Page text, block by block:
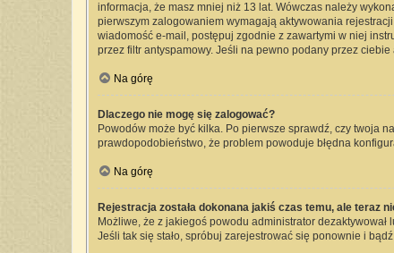
informacja, że masz mniej niż 13 lat. Wówczas należy
pierwszym zalogowaniem wymagają aktywowania
wiadomość e-mail, postępuj zgodnie z zawartymi w niej
przez filtr antyspamowy. Jeśli na pewno podany przez
Na górę
Dlaczego nie mogę się zalogować?
Powodów może być kilka. Po pierwsze sprawdź, czy twoja
prawdopodobieństwo, że problem powoduje błędna
Na górę
Rejestracja została dokonana jakiś czas temu, ale teraz
Możliwe, że z jakiegoś powodu administrator
Jeśli tak się stało, spróbuj zarejestrować się ponownie i